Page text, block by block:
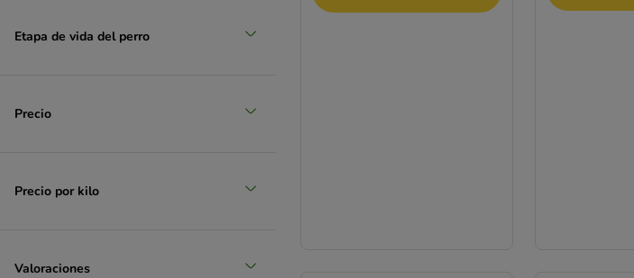
Etapa de vida del perro
Precio
Precio por kilo
Valoraciones